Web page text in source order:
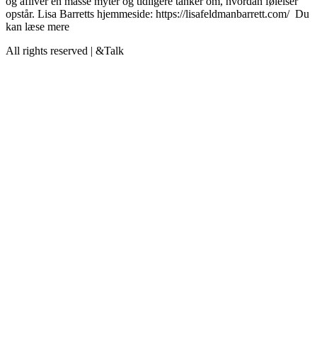
opstår. Lisa Barretts hjemmeside: https://lisafeldmanbarrett.com/ Du
kan læse mere
All rights reserved | &Talk